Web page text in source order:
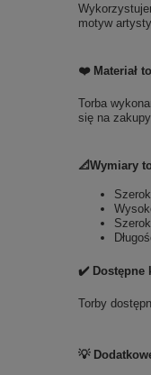
motyw
❤️ Materiał
Torba
się na
📐Wymiary
✔️ Dostępne
Torby
💡